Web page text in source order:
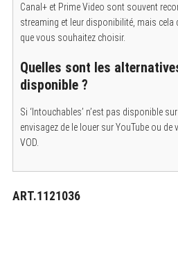
Canal+ et Prime Video sont souvent
streaming et leur disponibilité, mais cela
que vous souhaitez choisir.
Quelles sont les
disponible ?
Si ‘Intouchables’ n’est pas disponible
envisagez de le louer sur YouTube ou de
VOD.
ART.1121036